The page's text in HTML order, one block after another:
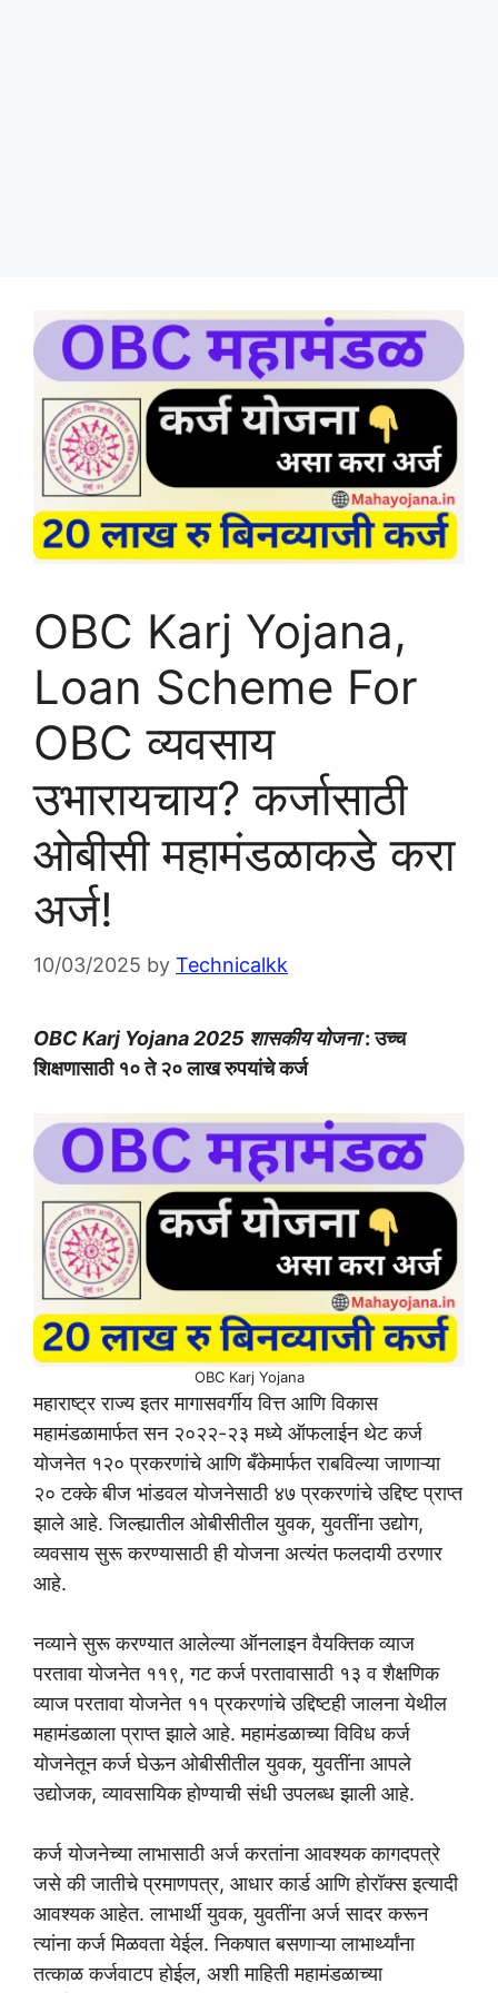
OBC Karj Yojana,
Loan Scheme For
OBC व्यवसाय
उभारायचाय? कर्जासाठी
ओबीसी महामंडळाकडे करा
अर्ज!
10/03/2025 by Technicalkk
OBC Karj Yojana 2025 शासकीय योजना: उच्च
शिक्षणासाठी १० ते २० लाख रुपयांचे कर्ज
OBC Karj Yojana
महाराष्ट्र राज्य इतर मागासवर्गीय वित्त आणि विकास
महामंडळामार्फत सन २०२२-२३ मध्ये ऑफलाईन थेट कर्ज
योजनेत १२० प्रकरणांचे आणि बँकेमार्फत राबविल्या जाणाऱ्या
२० टक्के बीज भांडवल योजनेसाठी ४७ प्रकरणांचे उद्दिष्ट प्राप्त
झाले आहे. जिल्ह्यातील ओबीसीतील युवक, युवतींना उद्योग,
व्यवसाय सुरू करण्यासाठी ही योजना अत्यंत फलदायी ठरणार
आहे.
नव्याने सुरू करण्यात आलेल्या ऑनलाइन वैयक्तिक व्याज
परतावा योजनेत ११९, गट कर्ज परतावासाठी १३ व शैक्षणिक
व्याज परतावा योजनेत ११ प्रकरणांचे उद्दिष्टही जालना येथील
महामंडळाला प्राप्त झाले आहे. महामंडळाच्या विविध कर्ज
योजनेतून कर्ज घेऊन ओबीसीतील युवक, युवतींना आपले
उद्योजक, व्यावसायिक होण्याची संधी उपलब्ध झाली आहे.
कर्ज योजनेच्या लाभासाठी अर्ज करतांना आवश्यक कागदपत्रे
जसे की जातीचे प्रमाणपत्र, आधार कार्ड आणि होरॉक्स इत्यादी
आवश्यक आहेत. लाभार्थी युवक, युवतींना अर्ज सादर करून
त्यांना कर्ज मिळवता येईल. निकषात बसणाऱ्या लाभार्थ्यांना
तत्काळ कर्जवाटप होईल, अशी माहिती महामंडळाच्या